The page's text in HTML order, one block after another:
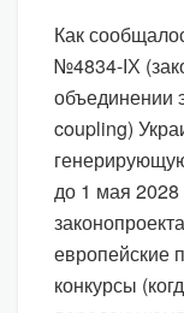
Как
№4834-ІХ
объединении
coupling)
до 1 мая 2028
европейские
конкурсы